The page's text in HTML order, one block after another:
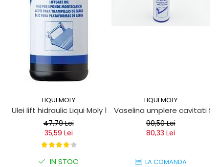
LIQUI MOLY
Ulei lift hidraulic Liqui Moly 1 litru
47,79 Lei
35,59 Lei
IN STOC
LIQUI MOLY
Vaselina umplere cavitati
90,50 Lei
80,33 Lei
LA COMANDA